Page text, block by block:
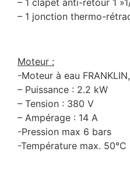
– 1 jonction thermo-
Moteur :
-Moteur à eau
– Puissance : 2.2 kW
– Tension : 380 V
– Ampérage : 14 A
-Pression max 6 bars
-Température max. 50°C